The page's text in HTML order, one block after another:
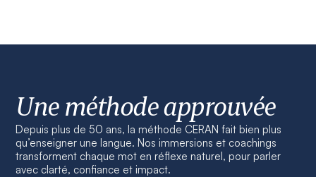
Une méthode approuvée
Depuis plus de 50 ans, la méthode CERAN fait bien plus
qu’enseigner une langue. Nos immersions et coachings
transforment chaque mot en réflexe naturel, pour parler
avec clarté, confiance et impact.